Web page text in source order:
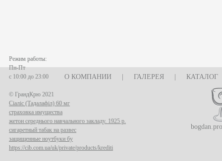
О КОМПАНИИ ГАЛЕРЕЯ КАТАЛОГ
Режим работы:
Пн-Пт
с 10:00 до 23:00
© ГрандКрю 2021
Сіаліс (Тадалафіл) 60 мг
страховка имущества
жетон середнього навчального закладу. 1925 р.
сигаретный табак на развес
защищенные ноутбуки бу
https://cib.com.ua/uk/private/products/krediti